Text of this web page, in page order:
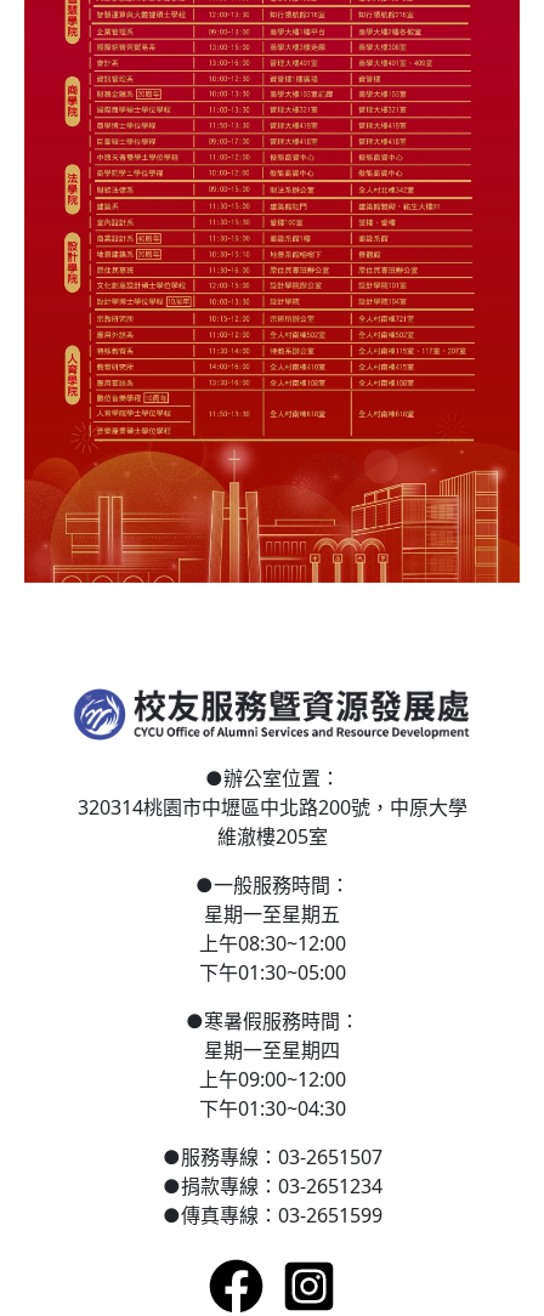
●辦公室位置：
320314桃園市中壢區中北路200號， 中原大學
維澈樓205室
●一般服務時間：
星期一至星期五
上午08:30~12:00
下午01:30~05:00
●寒暑假服務時間：
星期一至星期四
上午09:00~12:00
下午01:30~04:30
●服務專線：03-2651507
●捐款專線：03-2651234
●傳真專線：03-2651599